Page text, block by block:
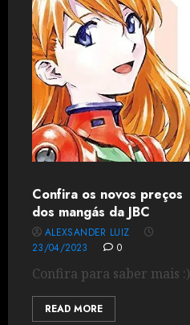
Confira os novos preços
dos mangás da JBC
ALEXSANDER LUIZ
23/04/2023
0
Confira para saber mais :)
READ MORE